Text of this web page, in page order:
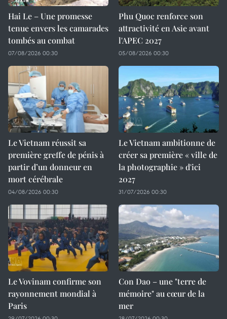
Hai Le – Une promesse
tenue envers les camarades
tombés au combat
07/08/2026 00:30
Phu Quoc renforce son
attractivité en Asie avant
l'APEC 2027
05/08/2026 00:30
Le Vietnam réussit sa
première greffe de pénis à
partir d’un donneur en
mort cérébrale
04/08/2026 00:30
Le Vietnam ambitionne de
créer sa première « ville de
la photographie » d'ici
2027
31/07/2026 00:30
Le Vovinam confirme son
rayonnement mondial à
Paris
Con Dao – une "terre de
mémoire" au cœur de la
mer